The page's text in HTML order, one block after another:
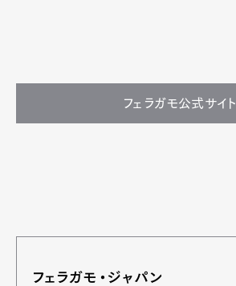
フェラガモ公式サイト
フェラガモ・ジャパン